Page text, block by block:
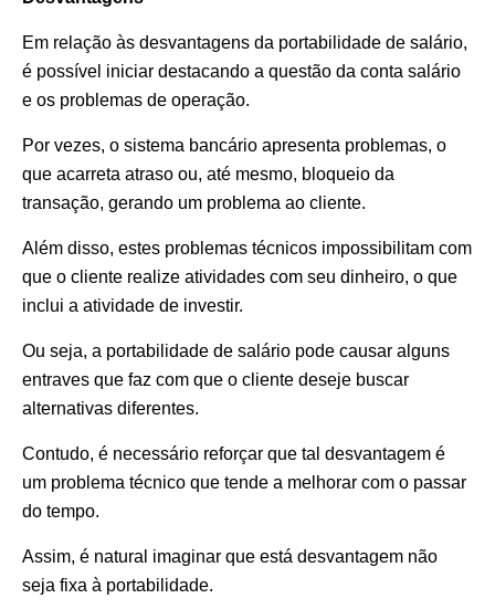
Em relação às desvantagens da portabilidade de salário,
é possível iniciar destacando a questão da conta salário
e os problemas de operação.
Por vezes, o sistema bancário apresenta problemas, o
que acarreta atraso ou, até mesmo, bloqueio da
transação, gerando um problema ao cliente.
Além disso, estes problemas técnicos impossibilitam com
que o cliente realize atividades com seu dinheiro, o que
inclui a atividade de investir.
Ou seja, a portabilidade de salário pode causar alguns
entraves que faz com que o cliente deseje buscar
alternativas diferentes.
Contudo, é necessário reforçar que tal desvantagem é
um problema técnico que tende a melhorar com o passar
do tempo.
Assim, é natural imaginar que está desvantagem não
seja fixa à portabilidade.